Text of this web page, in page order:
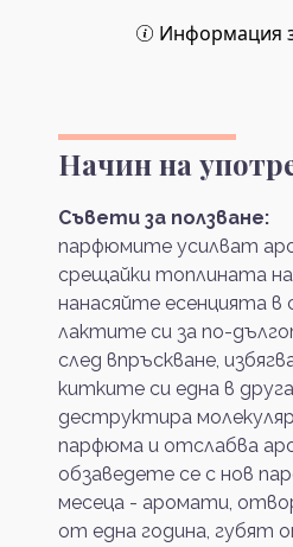
Информация
Начин на
Съвети за ползване:
парфюмите усилват
срещайки топлината
нанасяйте есенцията в
лактите си за по-
след впръскване,
китките си една в
деструктира
парфюма и отслабва
обзаведете се с нов
месеца - аромати,
от една година, губят